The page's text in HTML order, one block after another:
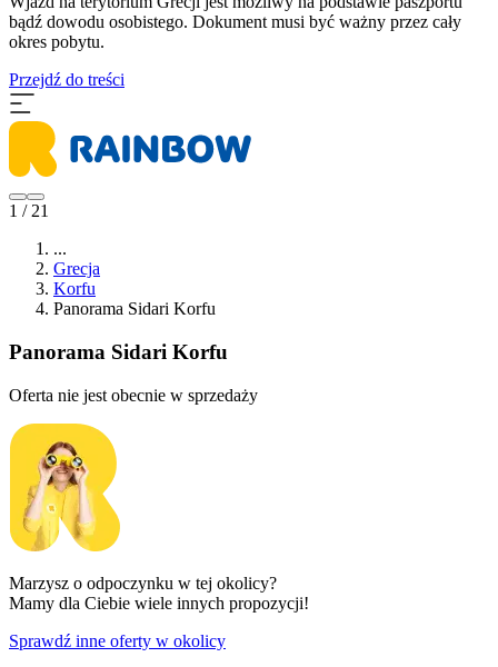
bądź dowodu osobistego. Dokument musi być ważny przez cały
okres pobytu.
Przejdź do treści
1 / 21
...
Grecja
Korfu
Panorama Sidari Korfu
Panorama Sidari Korfu
Oferta nie jest obecnie w sprzedaży
Marzysz o odpoczynku w tej okolicy?
Mamy dla Ciebie wiele innych propozycji!
Sprawdź inne oferty w okolicy